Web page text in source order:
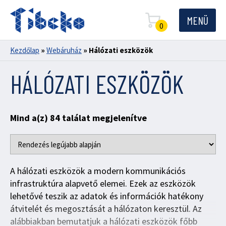
0 MENÜ
Kezdőlap » Webáruház » Hálózati eszközök
HÁLÓZATI ESZKÖZÖK
Mind a(z) 84 találat megjelenítveSorted
A hálózati eszközök a modern kommunikációs
infrastruktúra alapvető elemei. Ezek az eszközök
lehetővé teszik az adatok és információk hatékony
átvitelét és megosztását a hálózaton keresztül. Az
alábbiakban bemutatjuk a hálózati eszközök főbb